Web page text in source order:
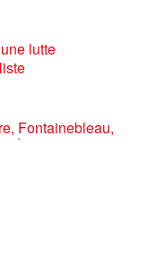
lutte
Fontainebleau,
Écrins cette année